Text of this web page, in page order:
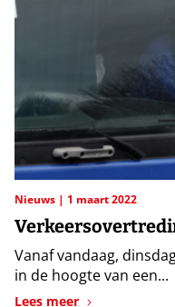
Nieuws 1 maart 2022
Vanaf vandaag,
in de hoogte van een...
Lees meer